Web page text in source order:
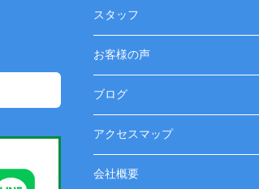
スタッフ
お客様の声
ブログ
アクセスマップ
会社概要